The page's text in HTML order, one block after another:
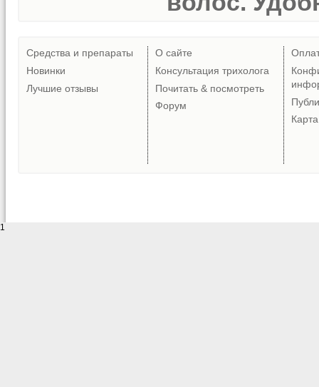
Средства и препараты
Новинки
Лучшие отзывы
О сайте
Консультация трихолога
Почитать & посмотреть
Форум
1